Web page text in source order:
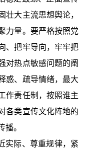
壮大主流思想舆论，
力量。要严格按照党
、把牢导向，牢牢把
对热点敏感问题的阐
惑、疏导情绪，最大
作责任制，按照谁主
各类宣传文化阵地的
播。
际、尊重规律，紧